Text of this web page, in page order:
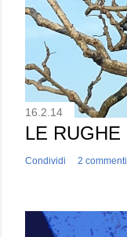
16.2.14
LE RUGHE
Condividi 2 commenti